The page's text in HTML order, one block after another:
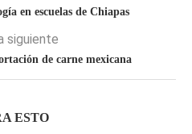
en escuelas de Chiapas
siguiente
de carne mexicana
ESTO